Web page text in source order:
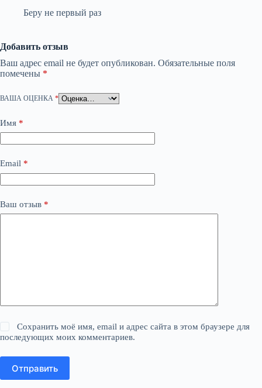
Беру не первый раз
Добавить отзыв
Ваш адрес email не будет опубликован. Обязательные поля
помечены *
ВАША ОЦЕНКА *
Имя *
Email *
Ваш отзыв *
Сохранить моё имя, email и адрес сайта в этом браузере для
последующих моих комментариев.
Отправить